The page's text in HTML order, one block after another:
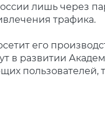
лишь через
трафика.
его
в развитии
пользователей,